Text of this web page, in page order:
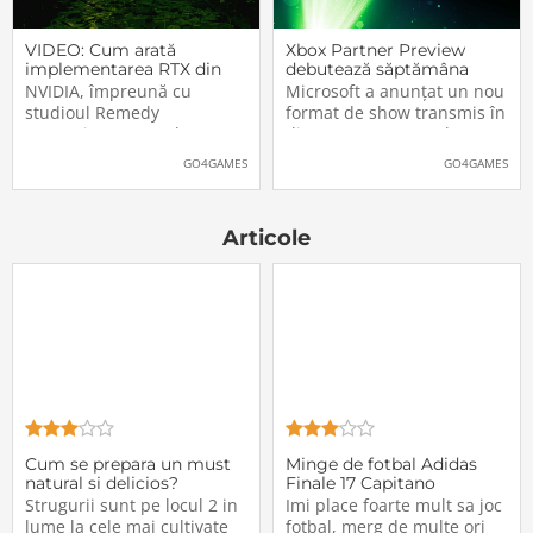
VIDEO: Cum arată
implementarea RTX din
Alan Wake II
NVIDIA, împreună cu
studioul Remedy
Entertainment, au lansat
un nou clip video dedicat
(Ray Tracing și DLSS) din
secvențele de mai jos,
GO4GAMES
Xbox Partner Preview
debutează săptămâna
aceasta. Când și unde va
putea fi vizionat
Microsoft a anunțat un nou
format de show transmis în
direct pe Internet: Xbox
Partner Preview, primul
difuzat chiar mâine, 25
cu 20:00 (ora României).
Show-ul va putea […]The
GO4GAMES
Articole
Cum se prepara un must
natural si delicios?
Strugurii sunt pe locul 2 in
lume la cele mai cultivate
Minge de fotbal Adidas
Finale 17 Capitano
Imi place foarte mult sa joc
fotbal, merg de multe ori